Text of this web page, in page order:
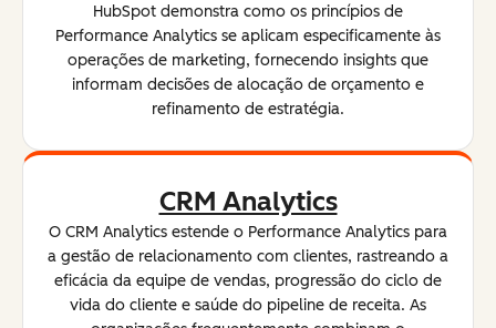
HubSpot demonstra como os princípios de
Performance Analytics se aplicam especificamente às
operações de marketing, fornecendo insights que
informam decisões de alocação de orçamento e
refinamento de estratégia.
CRM Analytics
O CRM Analytics estende o Performance Analytics para
a gestão de relacionamento com clientes, rastreando a
eficácia da equipe de vendas, progressão do ciclo de
vida do cliente e saúde do pipeline de receita. As